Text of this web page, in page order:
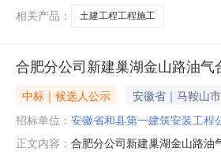
相关产品：
土建工程工程施工
合肥分公司新建巢湖金山路油
中标｜候选人公示
安徽省｜马鞍山
招标单位： 安徽省和县第一建筑安装工程
正文内容： 合肥分公司新建巢湖金山路